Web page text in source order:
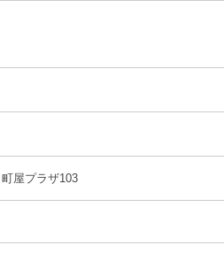
屋プラザ103